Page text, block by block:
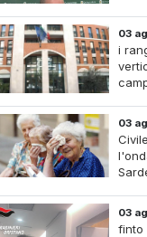
03
i
03
03
finto